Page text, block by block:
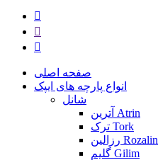
صفحه اصلی
انواع پارچه های ایپک
شانل
آترین Atrin
ترک Tork
رزالین Rozalin
گلیم Gilim